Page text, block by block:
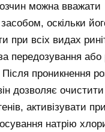
можна вважати
оскільки
при всіх видах
передозування або
проникнення
дозволяє очистити
активізувати
натрію